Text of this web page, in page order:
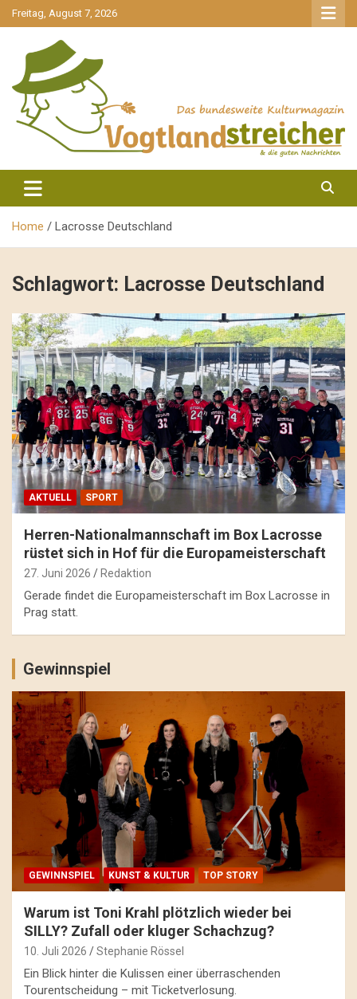
gehe
zum
Freitag, August 7, 2026
Vogtlandstreicher
Home Lacrosse Deutschland
Schlagwort: Lacrosse Deutschland
AKTUELL SPORT
Herren-Nationalmannschaft im Box Lacrosse
rüstet sich in Hof für die Europameisterschaft
27. Juni 2026 Redaktion
Gerade findet die Europameisterschaft im Box Lacrosse in
Prag statt.
Gewinnspiel
GEWINNSPIEL KUNST & KULTUR TOP STORY
Warum ist Toni Krahl plötzlich wieder bei
SILLY? Zufall oder kluger Schachzug?
10. Juli 2026 Stephanie Rössel
Ein Blick hinter die Kulissen einer überraschenden
Tourentscheidung – mit Ticketverlosung.